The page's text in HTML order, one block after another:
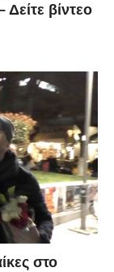
Δείτε βίντεο
στο